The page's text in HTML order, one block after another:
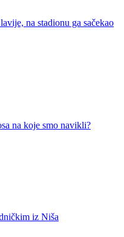
na stadionu ga sačekao
na koje smo navikli?
iz Niša